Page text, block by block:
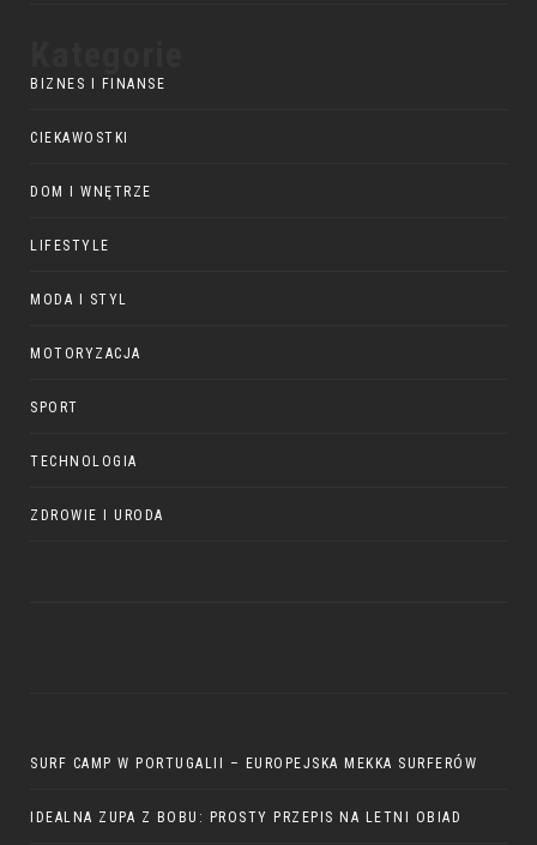
BIZNES I FINANSE
CIEKAWOSTKI
DOM I WNĘTRZE
LIFESTYLE
MODA I STYL
MOTORYZACJA
SPORT
TECHNOLOGIA
ZDROWIE I URODA
SURF CAMP W PORTUGALII – EUROPEJSKA MEKKA SURFERÓW
IDEALNA ZUPA Z BOBU: PROSTY PRZEPIS NA LETNI OBIAD